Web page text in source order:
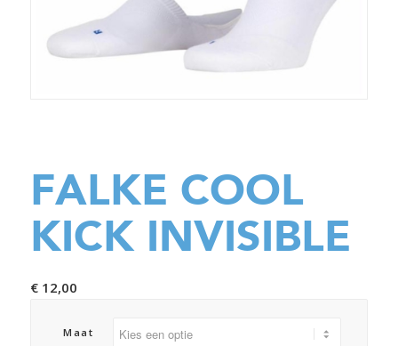
FALKE COOL
KICK INVISIBLE
€12,00
Maat